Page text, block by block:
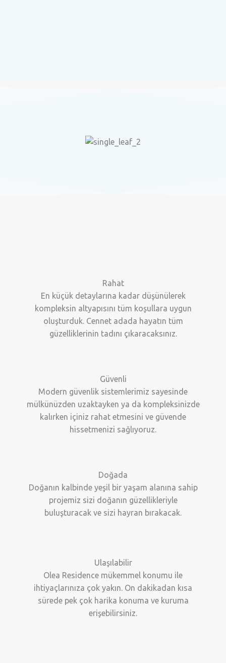
Rahat
En küçük detaylarına kadar düşünülerek
kompleksin altyapısını tüm koşullara uygun
oluşturduk. Cennet adada hayatın tüm
güzelliklerinin tadını çıkaracaksınız.
Güvenli
Modern güvenlik sistemlerimiz sayesinde
mülkünüzden uzaktayken ya da kompleksinizde
kalırken içiniz rahat etmesini ve güvende
hissetmenizi sağlıyoruz.
Doğada
Doğanın kalbinde yeşil bir yaşam alanına sahip
projemiz sizi doğanın güzellikleriyle
buluşturacak ve sizi hayran bırakacak.
Ulaşılabilir
Olea Residence mükemmel konumu ile
ihtiyaçlarınıza çok yakın. On dakikadan kısa
sürede pek çok harika konuma ve kuruma
erişebilirsiniz.